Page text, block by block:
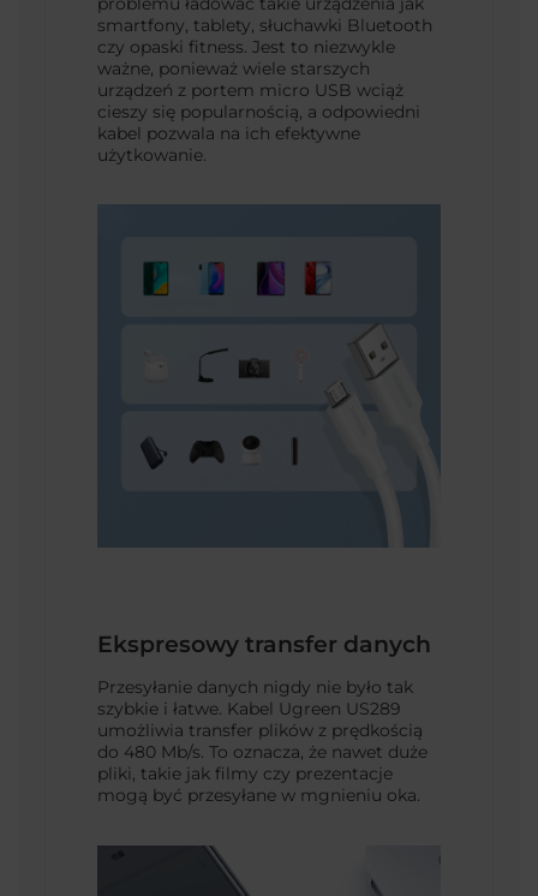
smartfony, tablety, słuchawki Bluetooth
czy opaski fitness. Jest to niezwykle
ważne, ponieważ wiele starszych
urządzeń z portem micro USB wciąż
cieszy się popularnością, a odpowiedni
kabel pozwala na ich efektywne
użytkowanie.
Ekspresowy transfer danych
Przesyłanie danych nigdy nie było tak
szybkie i łatwe. Kabel Ugreen US289
umożliwia transfer plików z prędkością
do 480 Mb/s. To oznacza, że nawet duże
pliki, takie jak filmy czy prezentacje
mogą być przesyłane w mgnieniu oka.